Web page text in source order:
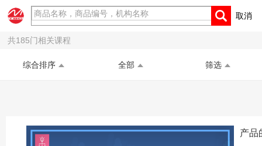
商城首页 取消
共185门相关课程
综合排序 全部 筛选
产品